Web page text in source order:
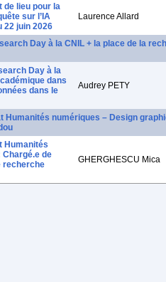
de lieu pour la
sur l’IA
22 juin 2026
Laurence Allard
Day à la CNIL + la place de la
Day à la
dans
dans le
Audrey PETY
Humanités numériques – Design
Humanités
de
recherche
GHERGHESCU Mica